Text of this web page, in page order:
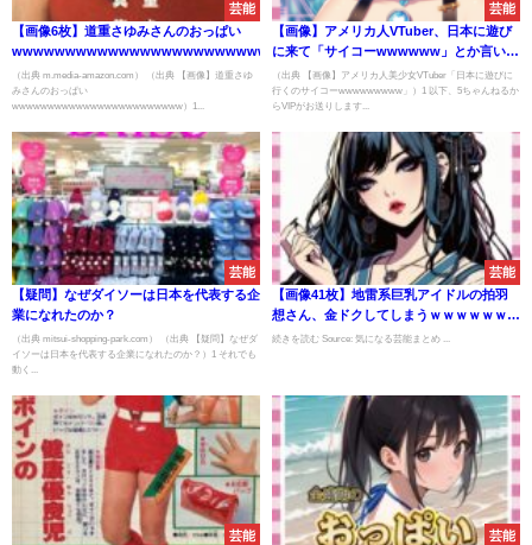
芸能
【画像6枚】道重さゆみさんのおっぱい
wwwwwwwwwwwwwwwwwwwwwwww
（出典 m.media-amazon.com） （出典 【画像】道重さゆ
みさんのおっぱい
wwwwwwwwwwwwwwwwwwwwwwww）1...
芸能
【画像】アメリカ人VTuber、日本に遊び
に来て「サイコーwwwwww」とか言い出
す
（出典 【画像】アメリカ人美少女VTuber「日本に遊びに
行くのサイコーwwwwwwwww」）1 以下、5ちゃんねるか
らVIPがお送りします...
芸能
【疑問】なぜダイソーは日本を代表する企
業になれたのか？
（出典 mitsui-shopping-park.com） （出典 【疑問】なぜダ
イソーは日本を代表する企業になれたのか？）1 それでも
動く...
芸能
【画像41枚】地雷系巨乳アイドルの拍羽
想さん、金ドクしてしまうｗｗｗｗｗｗｗ
ｗｗｗｗｗｗｗｗｗｗｗｗｗｗｗｗ
続きを読む Source: 気になる芸能まとめ ...
芸能
芸能